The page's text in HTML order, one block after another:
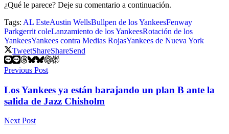
¿Qué le parece? Deje su comentario a continuación.
Tags: AL EsteAustin WellsBullpen de los YankeesFenway
Parkgerrit coleLanzamiento de los YankeesRotación de los
YankeesYankees contra Medias RojasYankees de Nueva York
TweetShareShareSend
Previous Post
Los Yankees ya están barajando un plan B ante la
salida de Jazz Chisholm
Next Post